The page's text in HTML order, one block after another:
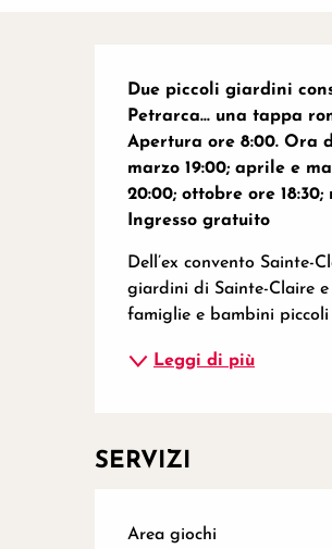
Descrizione
Due piccoli giardini
Petrarca... una tappa
Apertura ore 8:00. Ora
marzo 19:00; aprile e
20:00; ottobre ore 18:30;
Ingresso gratuito
Dell’ex convento
giardini di Sainte-Claire
famiglie e bambini
Leggi di più
SERVIZI
Area giochi